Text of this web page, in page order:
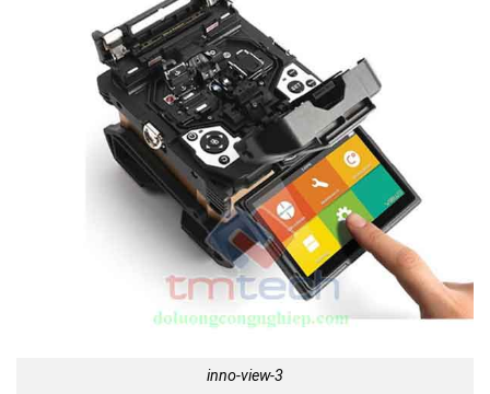
inno-view-3